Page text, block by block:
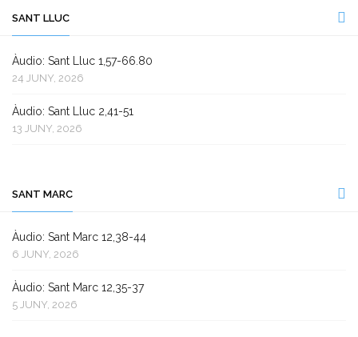
SANT LLUC
Àudio: Sant Lluc 1,57-66.80
24 JUNY, 2026
Àudio: Sant Lluc 2,41-51
13 JUNY, 2026
SANT MARC
Àudio: Sant Marc 12,38-44
6 JUNY, 2026
Àudio: Sant Marc 12,35-37
5 JUNY, 2026